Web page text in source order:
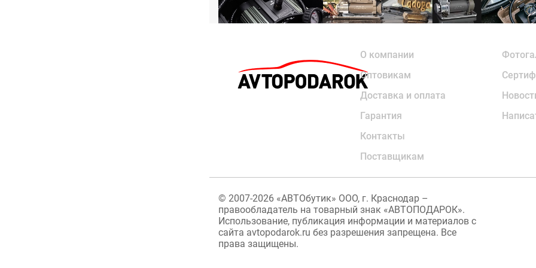
О компании
Оптовикам
Доставка и оплата
Гарантия
Контакты
Поставщикам
© 2007-2026 «АВТОбутик» ООО, г. Краснодар –
правообладатель на товарный знак «АВТОПОДАРОК».
Использование, публикация информации и материалов с
сайта avtopodarok.ru без разрешения запрещена. Все
права защищены.